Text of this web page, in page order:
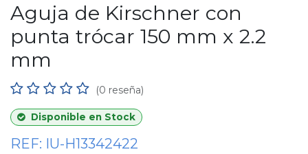
Aguja de Kirschner con
punta trócar 150 mm x 2.2
mm
(0 reseña)
Disponible en Stock
REF: IU-H13342422